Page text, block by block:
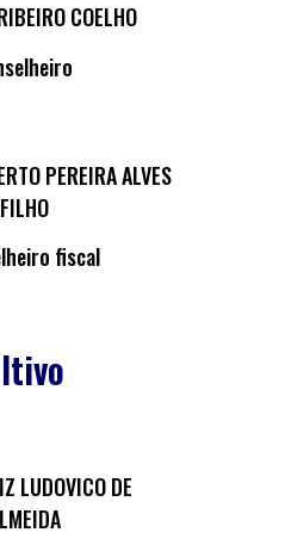
COELHO
PEREIRA ALVES
FILHO
fiscal
LUDOVICO DE